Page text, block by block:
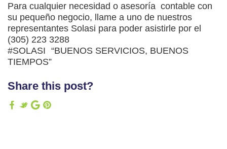
Para cualquier necesidad o asesoría contable con
su pequeño negocio, llame a uno de nuestros
representantes Solasi para poder asistirle por el
(305) 223 3288
#SOLASI “BUENOS SERVICIOS, BUENOS
TIEMPOS”
Share this post?